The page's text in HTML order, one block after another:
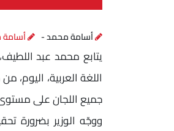
أسامة محمد -
يتابع محمد عبد
اللغة العربية، اليوم،
جميع اللجان على
ووجّه الوزير بضرورة